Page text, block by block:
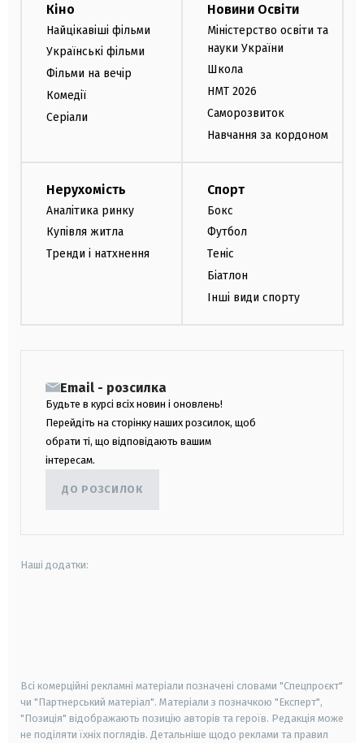
Кіно
Найцікавіші фільми
Українські фільми
Фільми на вечір
Комедії
Серіали
Новини Освіти
Міністерство освіти та
науки України
Школа
НМТ 2026
Саморозвиток
Навчання за кордоном
Нерухомість
Аналітика ринку
Купівля житла
Тренди і натхнення
Спорт
Бокс
Футбол
Теніс
Біатлон
Інші види спорту
Email - розсилка
Будьте в курсі всіх новин і оновлень!
Перейдіть на сторінку наших розсилок, щоб
обрати ті, що відповідають вашим
інтересам.
ДО РОЗСИЛОК
Наші додатки:
Всі комерційні рекламні матеріали позначені словами "Спецпроєкт"
чи "Партнерський матеріал". Матеріали з позначкою "Експерт",
"Позиція" відображають позицію авторів та героїв. Редакція може
не поділяти їхніх поглядів. Детальніше щодо реклами та правил